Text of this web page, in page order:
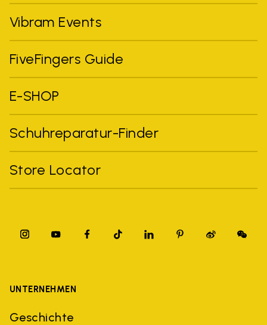
Vibram Events
FiveFingers Guide
E-SHOP
Schuhreparatur-Finder
Store Locator
UNTERNEHMEN
Geschichte